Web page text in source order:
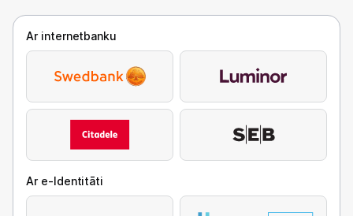
Ar internetbanku
Ar e-Identitāti